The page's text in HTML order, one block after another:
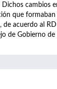
cambios
que
de acuerdo al
de Gobierno